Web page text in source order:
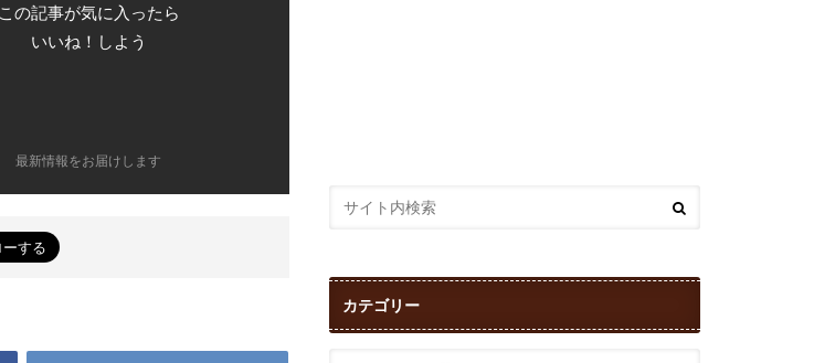
この記事が気に入ったら
いいね！しよう
最新情報をお届けします
カテゴリー